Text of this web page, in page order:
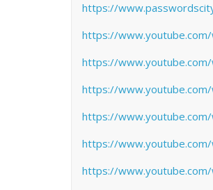
https://
https://www.youtube.com/
https://
https://
https://www.youtube.com/
https://www.youtube.com/
https://www.youtube.com/